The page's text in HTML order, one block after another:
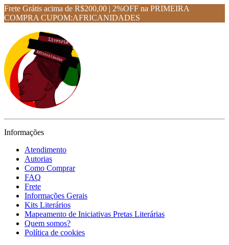
Frete Grátis acima de R$200,00 | 2%OFF na PRIMEIRA
COMPRA CUPOM:AFRICANIDADES
Informações
Atendimento
Autorias
Como Comprar
FAQ
Frete
Informações Gerais
Kits Literários
Mapeamento de Iniciativas Pretas Literárias
Quem somos?
Política de cookies